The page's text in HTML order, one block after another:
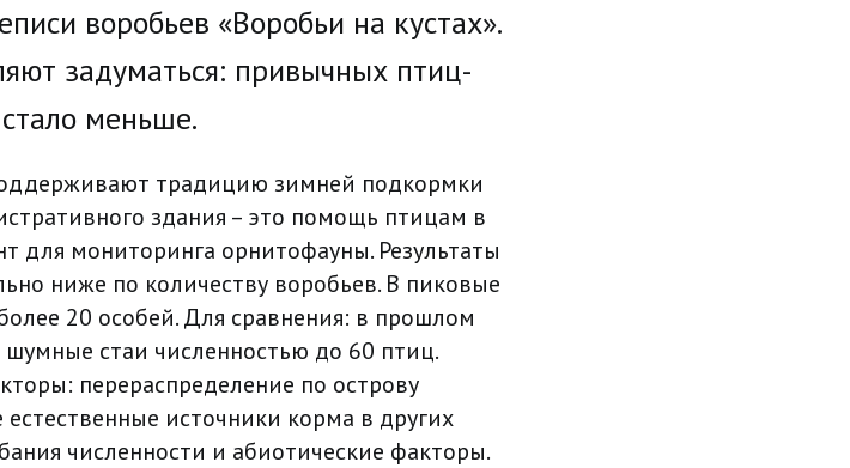
воробьев «Воробьи на кустах».
задуматься: привычных птиц-
меньше.
традицию зимней подкормки
здания – это помощь птицам в
мониторинга орнитофауны. Результаты
ниже по количеству воробьев. В пиковые
20 особей. Для сравнения: в прошлом
стаи численностью до 60 птиц.
перераспределение по острову
источники корма в других
численности и абиотические факторы.